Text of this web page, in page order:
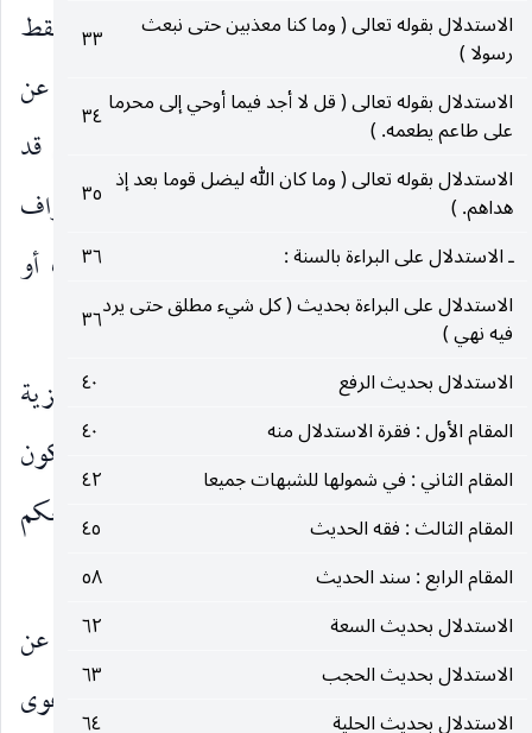
الاستدلال بقوله تعالى ( وما كنا معذبين حتى نبعث
رسولا )
٣٣
الاستدلال بقوله تعالى ( قل لا أجد فيما أوحي إلى محرما
على طاعم يطعمه. )
٣٤
الاستدلال بقوله تعالى ( وما كان الله ليضل قوما بعد إذ
هداهم. )
٣٥
ـ الاستدلال على البراءة بالسنة :
٣٦
الاستدلال على البراءة بحديث ( كل شيء مطلق حتى يرد
فيه نهي )
٣٦
الاستدلال بحديث الرفع
٤٠
المقام الأول : فقرة الاستدلال منه
٤٠
المقام الثاني : في شمولها للشبهات جميعا
٤٢
المقام الثالث : فقه الحديث
٤٥
المقام الرابع : سند الحديث
٥٨
الاستدلال بحديث السعة
٦٢
الاستدلال بحديث الحجب
٦٣
الاستدلال بحديث الحلية
٦٤
ويجب ان يعلم بان المنظور في المقام عامل الكثرة فقط
وما قد ينجم عنها من تأثير في إسقاط العلم الإجمالي عن
المنجزية دون ان نضيف في الحساب نكتة أخرى قد
تقارن افتراض كثرة الأطراف كخروج بعض الأطراف
عن محل الابتلاء أو الاضطرار إلى بعض الأطراف أو
العسر والحرج أو غير ذلك.
كما انه لا بد من ملاحظة ملاك السقوط عن المنجزية
ليحدد على ضوئه المقدار اللازم من كثرة الأطراف لتكون
الشبهة غير محصورة والا فليس هذا العنوان موردا لحكم
شرعي ليبحث عن تحديد معناه.
وهناك منهجان لتقريب سقوط العلم الإجمالي عن
المنجزية في الشبهة غير المحصورة ، أحدهما دعوى